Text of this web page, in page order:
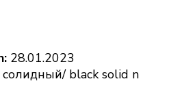
28.01.2023
black solid n